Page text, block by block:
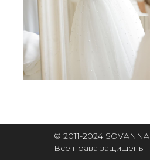
© 2011-2024 SOVANNA
Все права защищены